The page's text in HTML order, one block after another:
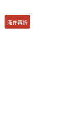
滿件再折